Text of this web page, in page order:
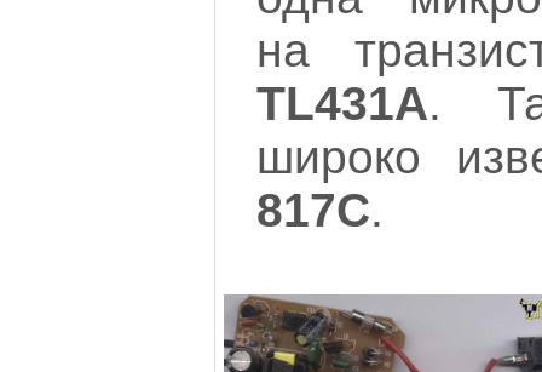
на
TL431A.
широко
817C.